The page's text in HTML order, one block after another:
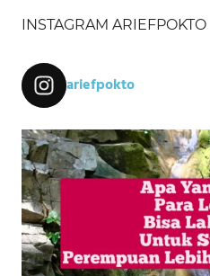
INSTAGRAM ARIEFPOKTO
ariefpokto